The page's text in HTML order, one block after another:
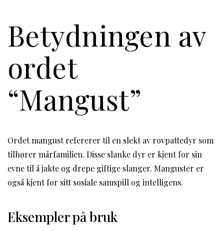
Betydningen av
ordet
“Mangust”
Ordet mangust refererer til en slekt av rovpattedyr som
tilhører mårfamilien. Disse slanke dyr er kjent for sin
evne til å jakte og drepe giftige slanger. Manguster er
også kjent for sitt sosiale samspill og intelligens.
Eksempler på bruk